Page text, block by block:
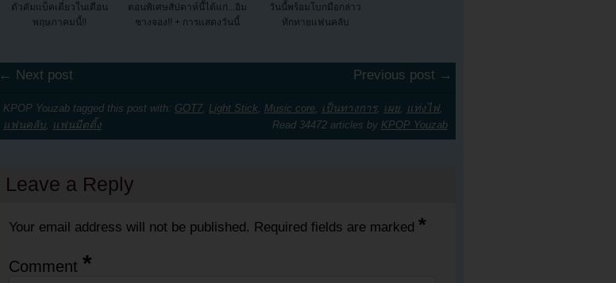
ตัวคัมแบ็คเดี่ยวในเดือน
พฤษภาคมนี้!!
ตอนพิเศษสัปดาห์นี้ได้แก่...อิม
ชางจอง!! + การแสดงวันนี้
วันนี้พร้อมโบกมือกล่าว
ทักทายแฟนคลับ
← Next post Previous post →
KPOP Youzab tagged this post with: GOT7, Light Stick Music core เป็นทางการ, เผย แท่งไฟ,
แฟนคลับ
แฟนมีตติ้ง Read 34472 articles by KPOP Youzab
Leave a Reply
Your email address will not be published. Required fields are marked *
Comment *